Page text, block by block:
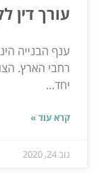
עורך דין
ענף הבנייה
רחבי הארץ.
יחד...
קרא עוד »
נוב 24, 2020